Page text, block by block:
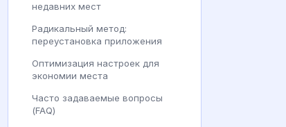
недавних мест
Радикальный метод:
переустановка приложения
Оптимизация настроек для
экономии места
Часто задаваемые вопросы
(FAQ)